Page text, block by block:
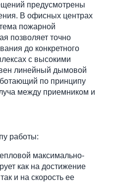
предусмотрены
В офисных центрах
пожарной
позволяет точно
до конкретного
с высокими
линейный дымовой
по принципу
между приемником и
работы:
максимально-
как на достижение
и на скорость ее